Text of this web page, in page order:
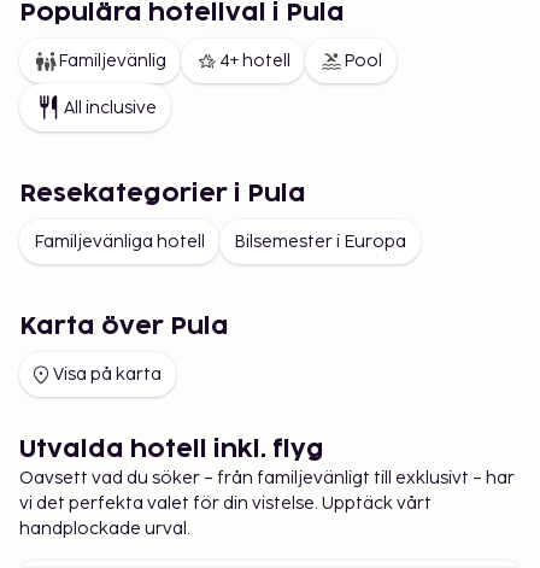
Härliga Family Plus semesterbyn Bi Village ligger
strax utanför Pula i byn Fazana. Denna har
utvecklats från litet fiskeläge till liten, lugn turistort
med en fast befolkning på bara tvåtusen själar. Byn
har fortfarande en liten verkstad där man för hand
restauranger och caféer och trevlig
utgångshamn för utflyktsbåtarna ut till Brijuni
Populära hotellval i Pula
Familjevänlig 4+ hotell Pool
All inclusive
Resekategorier i Pula
Familjevänliga hotell Bilsemester i Europa
Karta över Pula
Visa på karta
Utvalda hotell inkl. flyg
Oavsett vad du söker – från familjevänligt till exklusivt – har
vi det perfekta valet för din vistelse. Upptäck vårt
handplockade urval.